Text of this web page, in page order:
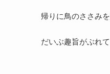
帰りに鳥のささみ
だいぶ趣旨がぶれ